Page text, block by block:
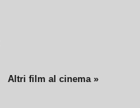
Altri film al cinema »